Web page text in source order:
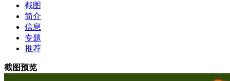
截图
简介
信息
专题
推荐
截图预览